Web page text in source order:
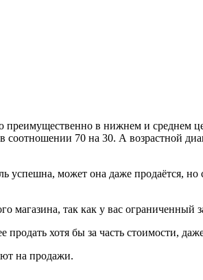
преимущественно в нижнем и среднем
70 на 30. А возрастной
успешна, может она даже продаётся,
магазина, так как у вас ограниченный
хотя бы за часть стоимости,
на продажи.